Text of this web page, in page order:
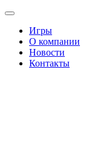
Игры
О компании
Новости
Контакты